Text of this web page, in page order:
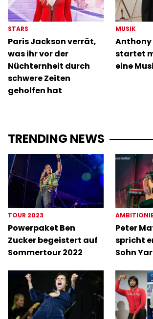
STARS
Paris Jackson verrät,
was ihr vor der
Nüchternheit durch
schwere Zeiten
geholfen hat
MUSIK
Anthony
startet
eine
TRENDING NEWS
TOUR 2023
Powerpaket Ben
Zucker begeistert auf
Sommertour 2022
Peter
spricht
Sohn